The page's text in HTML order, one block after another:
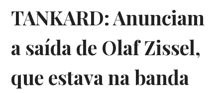
TANKARD: Anunciam
a saída de Olaf Zissel,
que estava na banda